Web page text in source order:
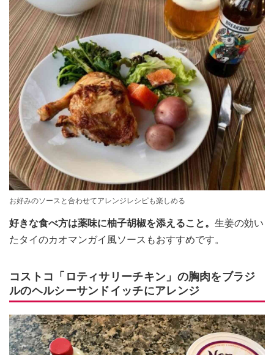
お好みのソースと合わせてアレンジレシピも楽しめる
好きな食べ方は薬味に柚子胡椒を添えること。 生姜の効い
たタイのカオマンガイ風ソースもおすすめです。
コストコ「ロティサリーチキン」の胸肉をブラジ
ルのヘルシーサンドイッチにアレンジ